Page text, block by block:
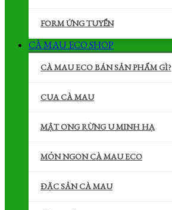
FORM ỨNG TUYỂN
CÀ MAU ECO SHOP
CÀ MAU ECO BÁN SẢN PHẨM GÌ?
CUA CÀ MAU
MẬT ONG RỪNG U MINH HẠ
MÓN NGON CÀ MAU ECO
ĐẶC SẢN CÀ MAU